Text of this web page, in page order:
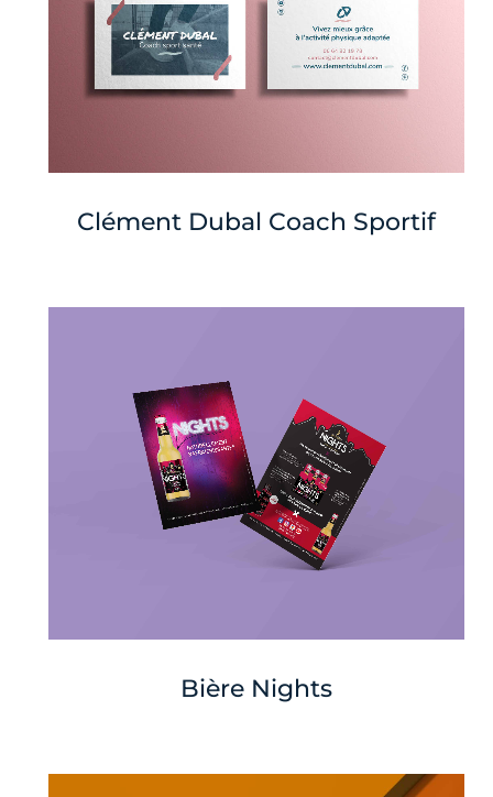
Clément Dubal Coach Sportif
Bière Nights